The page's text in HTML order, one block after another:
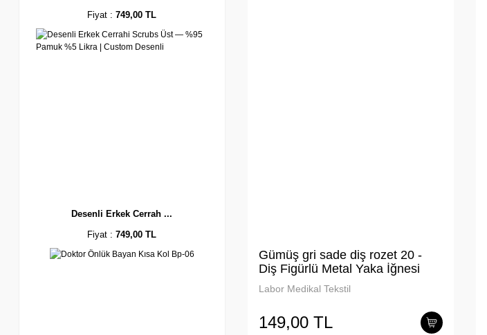
Fiyat :749,00 TL
Desenli Erkek Cerrah ...
Fiyat :749,00 TL
Gümüş gri sade diş rozet 20 -
Diş Figürlü Metal Yaka İğnesi
Broş
Labor Medikal Tekstil
149,00 TL